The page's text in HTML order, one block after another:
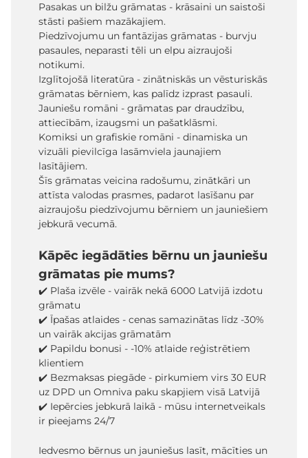
Pasakas un bilžu grāmatas - krāsaini un saistoši
stāsti pašiem mazākajiem.
Piedzīvojumu un fantāzijas grāmatas - burvju
pasaules, neparasti tēli un elpu aizraujoši
notikumi.
Izglītojošā literatūra - zinātniskās un vēsturiskās
grāmatas bērniem, kas palīdz izprast pasauli.
Jauniešu romāni - grāmatas par draudzību,
attiecībām, izaugsmi un pašatklāsmi.
Komiksi un grafiskie romāni - dinamiska un
vizuāli pievilcīga lasāmviela jaunajiem
lasītājiem.
Šīs grāmatas veicina radošumu, zinātkāri un
attīsta valodas prasmes, padarot lasīšanu par
aizraujošu piedzīvojumu bērniem un jauniešiem
jebkurā vecumā.
Kāpēc iegādāties bērnu un jauniešu
grāmatas pie mums?
✔️ Plaša izvēle - vairāk nekā 6000 Latvijā izdotu
grāmatu
✔️ Īpašas atlaides - cenas samazinātas līdz -30%
un vairāk akcijas grāmatām
✔️ Papildu bonusi - -10% atlaide reģistrētiem
klientiem
✔️ Bezmaksas piegāde - pirkumiem virs 30 EUR
uz DPD un Omniva paku skapjiem visā Latvijā
✔️ Iepērcies jebkurā laikā - mūsu internetveikals
ir pieejams 24/7
Iedvesmo bērnus un jauniešus lasīt, mācīties un